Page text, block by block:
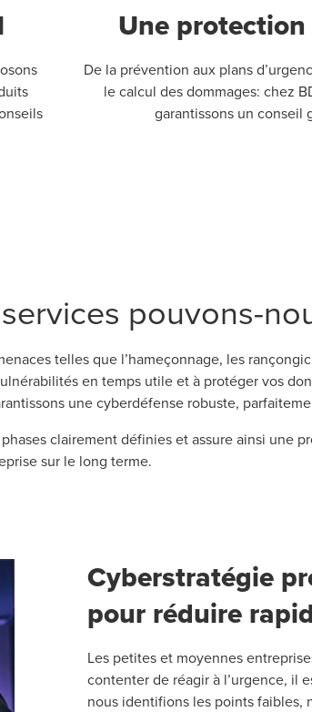
Une
De la prévention aux plans
le calcul des dommages: chez
garantissons un conseil
pouvons-
telles que l’hameçonnage, les
en temps utile et à protéger vos
une cyberdéfense robuste,
clairement définies et assure ainsi une
sur le long terme.
Cyberstratégie
pour réduire
Les petites et moyennes
contenter de réagir à l’urgence, il
nous identifions les points faibles,